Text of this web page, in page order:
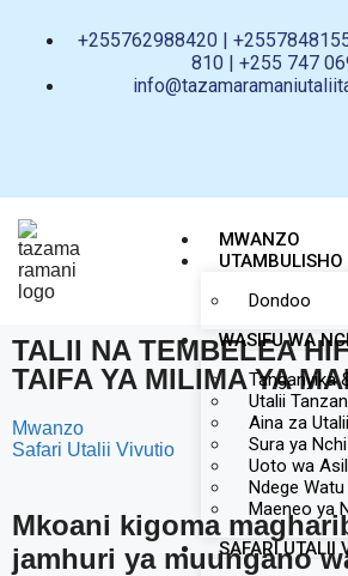
+255762988420 |
810 | +255 747
MWANZO
UTAMBULISHO
Dondoo
WASIFU WA
Tanganyika
Utalii
Aina za Utalii
Sura ya
Uoto wa
Ndege
Maeneo ya
SAFARI UTALII
TALII NA TEMBELEA
TAIFA YA MILIMA YA
Mwanzo
Safari Utalii Vivutio
Mkoani kigoma
jamhuri ya muungano